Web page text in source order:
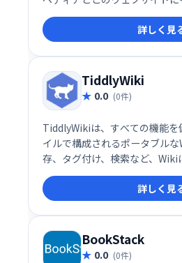
MediaWikiは、知識を収集し
きるようにするのに役立ちます
言語で、無料でオープンで、
ズ可能で、信頼性が高く、無料
詳しく見
TiddlyWiki
0.0 (0件)
TiddlyWikiは、すべての機能を
イルで構成されるポータブル
存、タグ付け、検索など、
え、スタイルシートのカスタ
ファイルのため、メール送信、
置、USBメモリでの共有など
す。豊富なツールと拡張性の
す。
詳しく見
BookStack
0.0 (0件)